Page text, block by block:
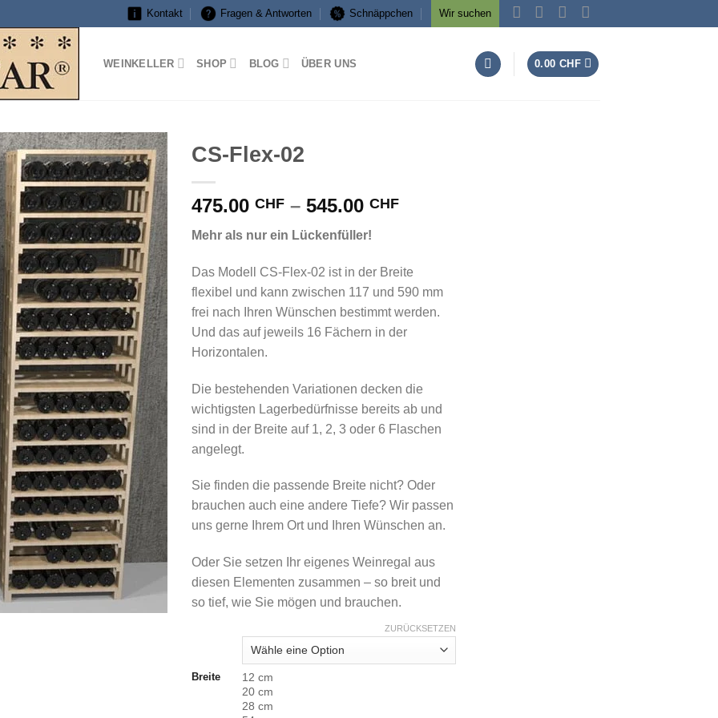
Kontakt Fragen & Antworten Schnäppchen Wir suchen
WEINKELLER SHOP BLOG ÜBER UNS 0.00 CHF
CS-Flex-02
475.00 CHF – 545.00 CHF
545.00 CHF
Mehr als nur ein Lückenfüller!
Das Modell CS-Flex-02 ist in der Breite
flexibel und kann zwischen 117 und 590 mm
frei nach Ihren Wünschen bestimmt werden.
Und das auf jeweils 16 Fächern in der
Horizontalen.
Die bestehenden Variationen decken die
wichtigsten Lagerbedürfnisse bereits ab und
sind in der Breite auf 1, 2, 3 oder 6 Flaschen
angelegt.
Sie finden die passende Breite nicht? Oder
brauchen auch eine andere Tiefe? Wir passen
uns gerne Ihrem Ort und Ihren Wünschen an.
Oder Sie setzen Ihr eigenes Weinregal aus
diesen Elementen zusammen – so breit und
so tief, wie Sie mögen und brauchen.
Breite
12 cm
20 cm
28 cm
ZURÜCKSETZEN